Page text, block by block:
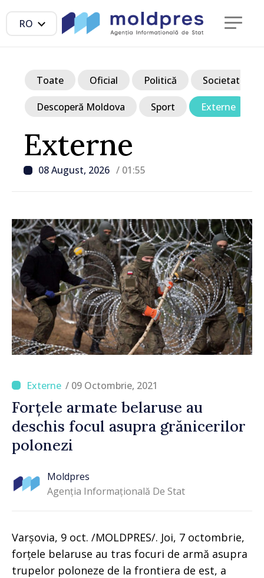
RO
Externe
08 August, 2026 / 01:55
Toate Oficial Politică Societate
Descoperă Moldova Sport Externe
/ 09 Octombrie, 2021
Forțele armate belaruse au
deschis focul asupra grănicerilor
polonezi
Moldpres
Agenția Informațională De Stat
Varșovia, 9 oct. /MOLDPRES/. Joi, 7 octombrie,
forțele belaruse au tras focuri de armă asupra
trupelor poloneze de la frontiera de est, a